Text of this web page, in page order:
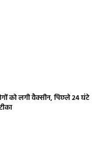
को लगी वैक्सीन, पिछले 24 घंटे